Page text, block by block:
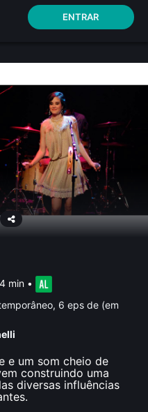
ENTRAR
min •
6 eps de (em
e um som cheio de
construindo uma
diversas influências